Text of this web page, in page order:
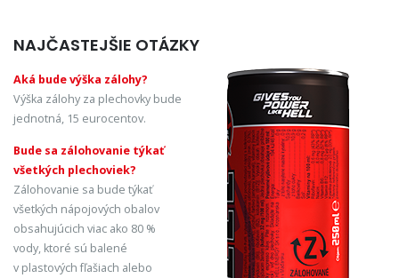
NAJČASTEJŠIE OTÁZKY
Aká bude výška zálohy?
Výška zálohy za plechovky bude
jednotná, 15 eurocentov.
Bude sa zálohovanie týkať
všetkých plechoviek?
Zálohovanie sa bude týkať
všetkých nápojových obalov
obsahujúcich viac ako 80 %
vody, ktoré sú balené
v plastových fľašiach alebo